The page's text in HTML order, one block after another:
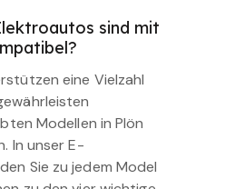
sind mit
eine Vielzahl
Modellen in Plön
In unser E-
Sie zu jedem Model